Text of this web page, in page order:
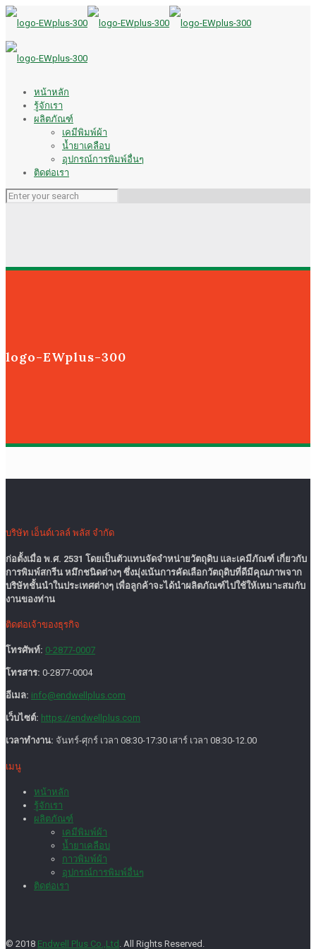
หน้าหลัก
รู้จักเรา
ผลิตภัณฑ์
เคมีพิมพ์ผ้า
น้ำยาเคลือบ
อุปกรณ์การพิมพ์อื่นๆ
ติดต่อเรา
logo-EWplus-300
บริษัท เอ็นด์เวลล์ พลัส จำกัด
ก่อตั้งเมื่อ พ.ศ. 2531 โดยเป็นตัวแทนจัดจำหน่ายวัตถุดิบ และเคมีภัณฑ์ เกี่ยวกับ
การพิมพ์สกรีน หมึกชนิดต่างๆ ซึ่งมุ่งเน้นการคัดเลือกวัตถุดิบที่ดีมีคุณภาพจาก
บริษัทชั้นนำในประเทศต่างๆ เพื่อลูกค้าจะได้นำผลิตภัณฑ์ไปใช้ให้เหมาะสมกับ
งานของท่าน
ติดต่อเจ้าของธุรกิจ
โทรศัพท์: 0-2877-0007
โทรสาร: 0-2877-0004
อีเมล: info@endwellplus.com
เว็บไซต์: https://endwellplus.com
เวลาทำงาน: จันทร์-ศุกร์ เวลา 08:30-17:30 เสาร์ เวลา 08:30-12.00
เมนู
หน้าหลัก
รู้จักเรา
ผลิตภัณฑ์
เคมีพิมพ์ผ้า
น้ำยาเคลือบ
กาวพิมพ์ผ้า
อุปกรณ์การพิมพ์อื่นๆ
ติดต่อเรา
© 2018 Endwell Plus Co.,Ltd . All Rights Reserved.